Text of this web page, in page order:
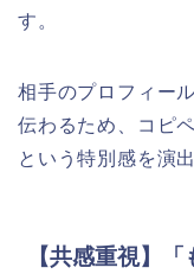
す。
相手のプロフィー
伝わるため、コピ
という特別感を演
【共感重視】